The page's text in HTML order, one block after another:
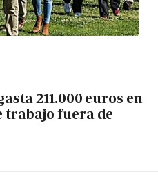
211.000 euros en
trabajo fuera de